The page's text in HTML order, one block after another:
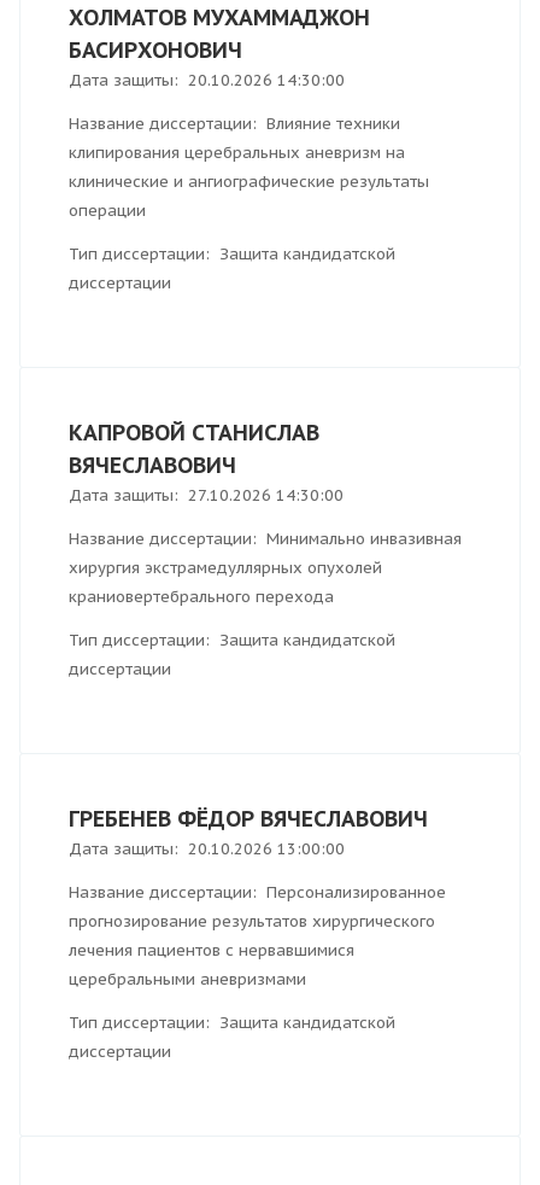
ХОЛМАТОВ МУХАММАДЖОН
БАСИРХОНОВИЧ
Дата защиты: 20.10.2026 14:30:00
Название диссертации: Влияние техники
клипирования церебральных аневризм на
клинические и ангиографические результаты
операции
Тип диссертации: Защита кандидатской
диссертации
КАПРОВОЙ СТАНИСЛАВ
ВЯЧЕСЛАВОВИЧ
Дата защиты: 27.10.2026 14:30:00
Название диссертации: Минимально инвазивная
хирургия экстрамедуллярных опухолей
краниовертебрального перехода
Тип диссертации: Защита кандидатской
диссертации
ГРЕБЕНЕВ ФЁДОР ВЯЧЕСЛАВОВИЧ
Дата защиты: 20.10.2026 13:00:00
Название диссертации: Персонализированное
прогнозирование результатов хирургического
лечения пациентов с нервавшимися
церебральными аневризмами
Тип диссертации: Защита кандидатской
диссертации